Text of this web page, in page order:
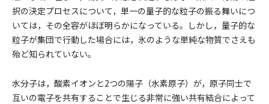
択の決定プロセスについて，単一の量子的な粒子の振る舞いにつ
いては，その全容がほぼ明らかになっている。しかし，量子的な
粒子が集団で行動した場合には，氷のような単純な物質でさえも
殆ど知られていない。
水分子は，酸素イオンと2つの陽子（水素原子）が，原子同士で
互いの電子を共有することで生じる非常に強い共有結合によって